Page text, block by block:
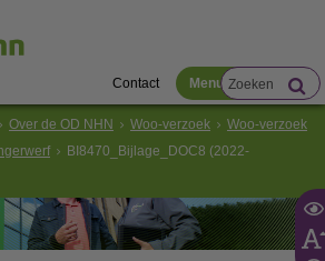
Contact Menu
Over de OD NHN Woo-verzoek
Woo-verzoek
BI8470_Bijlage_DOC8 (2022-